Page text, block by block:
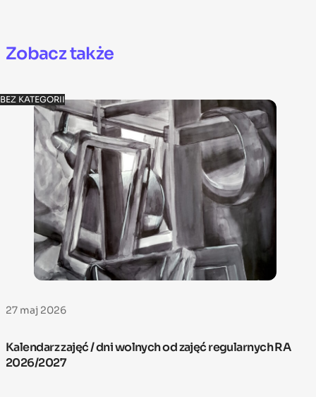
Zobacz także
BEZ KATEGORII
27 maj 2026
Kalendarz zajęć / dni wolnych od zajęć regularnych RA
2026/2027